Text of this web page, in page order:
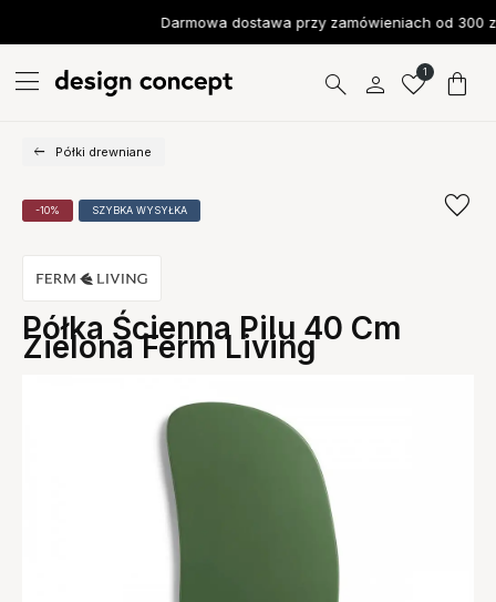
Darmowa dostawa przy zamówieniach od 300 zł
1
Półki drewniane
-10% SZYBKA WYSYŁKA
Półka Ścienna Pilu 40 Cm
Zielona Ferm Living